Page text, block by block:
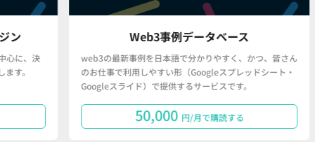
決
Web3事例データベース
web3の最新事例を日本語で分かりやすく、かつ、皆さん
のお仕事で利用しやすい形（Googleスプレッドシート・
Googleスライド）で提供するサービスです。
50,000 円/月で購読する